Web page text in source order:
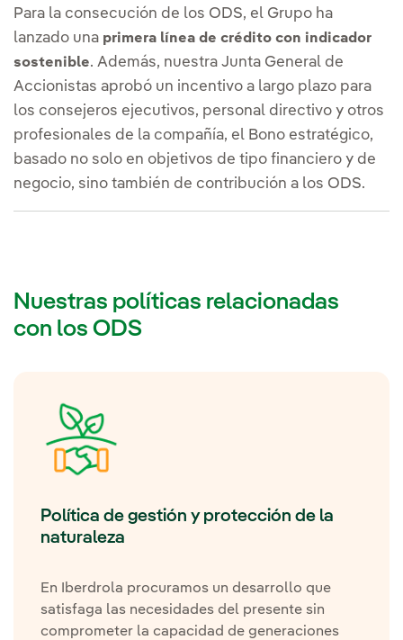
Para la consecución de los ODS, el Grupo ha
lanzado una primera línea de crédito con indicador
sostenible. Además, nuestra Junta General de
Accionistas aprobó un incentivo a largo plazo para
los consejeros ejecutivos, personal directivo y otros
profesionales de la compañía, el Bono estratégico,
basado no solo en objetivos de tipo financiero y de
negocio, sino también de contribución a los ODS.
Nuestras políticas relacionadas
con los ODS
Política de gestión y protección de la
naturaleza
En Iberdrola procuramos un desarrollo que
satisfaga las necesidades del presente sin
comprometer la capacidad de generaciones